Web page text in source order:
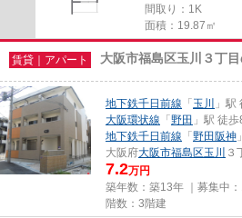
間取り：1K
面積：19.87㎡
賃貸｜アパート 大阪市福島区玉川３丁
地下鉄千日前線 「 玉川
」駅
大阪環状線 「 野田 」駅 徒
地下鉄千日前線 「 野田阪神
大阪府大阪市福島区玉川 ３
7.2万円
築年数：築13年 ｜募集中：
階数：3階建